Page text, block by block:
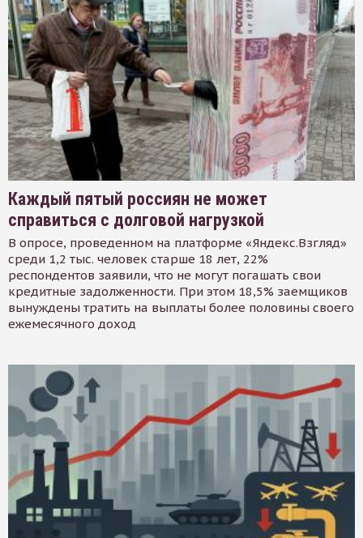
Каждый пятый россиян не может
справиться с долговой нагрузкой
В опросе, проведенном на платформе «Яндекс.Взгляд»
среди 1,2 тыс. человек старше 18 лет, 22%
респондентов заявили, что не могут погашать свои
кредитные задолженности. При этом 18,5% заемщиков
вынуждены тратить на выплаты более половины своего
ежемесячного доход